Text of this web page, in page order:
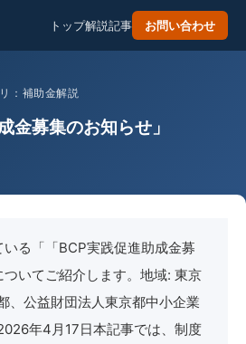
トップ解説記事 お問い合わせ
：補助金解説
金募集のお知らせ」
る「「BCP実践促進助成金募
いてご紹介します。地域: 東京
、公益財団法人東京都中小企業
年4月17日本記事では、制度